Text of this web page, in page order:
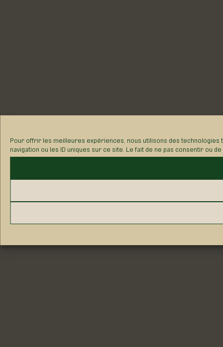
Pour offrir les meilleures expériences, nous utilisons des
navigation ou les ID uniques sur ce site. Le fait de ne pas consentir